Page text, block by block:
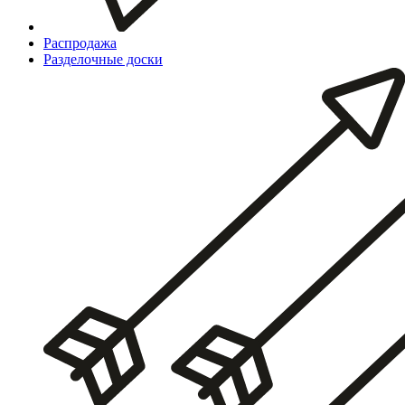
Распродажа
Разделочные доски